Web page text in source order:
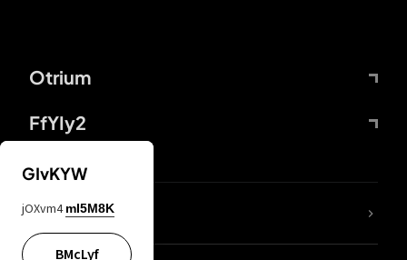
Otrium
FfYIy2
DDcvSo
GIvKYW
jOXvm4 mI5M8K
BMcLyf